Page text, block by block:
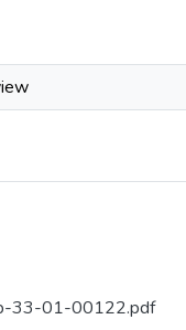
33-01-00122.pdf